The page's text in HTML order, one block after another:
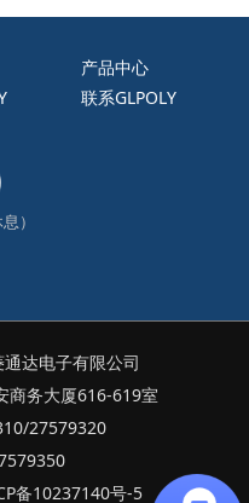
产品中心
联系GLPOLY
）
达电子有限公司
商务大厦616-619室
27579320
备10237140号-5